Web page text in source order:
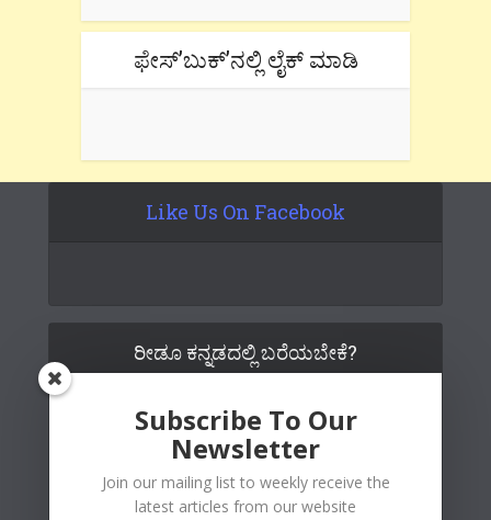
ಫೇಸ್’ಬುಕ್’ನಲ್ಲಿ ಲೈಕ್ ಮಾಡಿ
Like Us On Facebook
ರೀಡೂ ಕನ್ನಡದಲ್ಲಿ ಬರೆಯಬೇಕೆ?
Subscribe To Our
Newsletter
Join our mailing list to weekly receive the
latest articles from our website